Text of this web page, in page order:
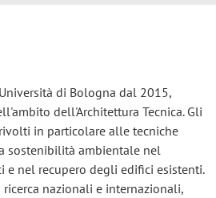
di Bologna dal 2015,
dell'Architettura Tecnica. Gli
in particolare alle tecniche
sostenibilità ambientale nel
e nel recupero degli edifici esistenti.
nazionali e internazionali,